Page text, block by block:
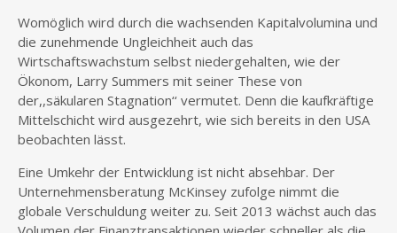
Womöglich wird durch die wachsenden Kapitalvolumina und
die zunehmende Ungleichheit auch das
Wirtschaftswachstum selbst niedergehalten, wie der
Ökonom, Larry Summers mit seiner These von
der,,säkularen Stagnation‘‘ vermutet. Denn die kaufkräftige
Mittelschicht wird ausgezehrt, wie sich bereits in den USA
beobachten lässt.
Eine Umkehr der Entwicklung ist nicht absehbar. Der
Unternehmensberatung McKinsey zufolge nimmt die
globale Verschuldung weiter zu. Seit 2013 wächst auch das